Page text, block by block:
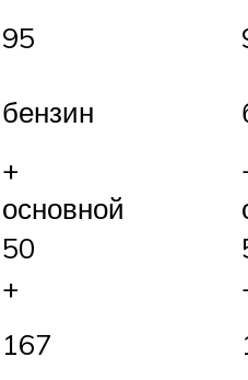
95
бензин
+
основной
50
+
167